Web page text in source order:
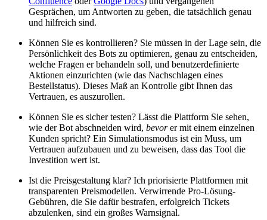
Gesprächen, um Antworten zu geben, die tatsächlich genau
und hilfreich sind.
Können Sie es kontrollieren? Sie müssen in der Lage sein, die
Persönlichkeit des Bots zu optimieren, genau zu entscheiden,
welche Fragen er behandeln soll, und benutzerdefinierte
Aktionen einzurichten (wie das Nachschlagen eines
Bestellstatus). Dieses Maß an Kontrolle gibt Ihnen das
Vertrauen, es auszurollen.
Können Sie es sicher testen? Lässt die Plattform Sie sehen,
wie der Bot abschneiden wird, bevorer mit einem einzelnen
Kunden spricht? Ein Simulationsmodus ist ein Muss, um
Vertrauen aufzubauen und zu beweisen, dass das Tool die
Investition wert ist.
Ist die Preisgestaltung klar? Ich priorisierte Plattformen mit
transparenten Preismodellen. Verwirrende Pro-Lösung-
Gebühren, die Sie dafür bestrafen, erfolgreich Tickets
abzulenken, sind ein großes Warnsignal.